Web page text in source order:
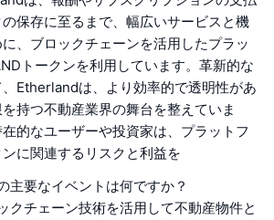
保存に至るまで、幅広いサービスと機
、ブロックチェーンを活用したプラッ
トークンを利用しています。革新的な
Etherlandは、より効率的で透明性があ
持つ不動産業界の舞台を整えていま
的なユーザーや投資家は、プラットフ
に関連するリスクと利益を
主要なイベントは何ですか？
クチェーン技術を活用して不動産物件と